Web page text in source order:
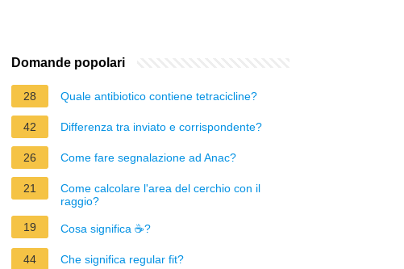
Domande popolari
28 Quale antibiotico contiene tetracicline?
42 Differenza tra inviato e corrispondente?
26 Come fare segnalazione ad Anac?
21
Come calcolare l'area del cerchio con il
raggio?
19
Cosa significa ☕?
44 Che significa regular fit?